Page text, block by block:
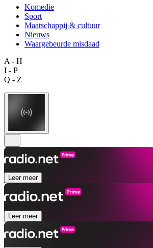
Komedie
Sport
Maatschappij & cultuur
Nieuws
Waargebeurde misdaad
A - H
I - P
Q - Z
Leer meer
Leer meer